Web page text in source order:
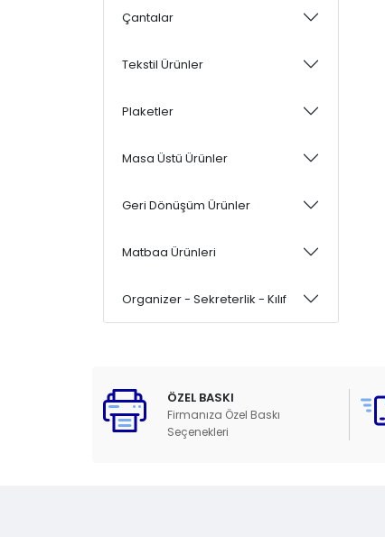
Çantalar
Tekstil Ürünler
Plaketler
Masa Üstü Ürünler
Geri Dönüşüm Ürünler
Matbaa Ürünleri
Organizer - Sekreterlik - Kılıf
ÖZEL BASKI
Firmanıza Özel Baskı
Seçenekleri